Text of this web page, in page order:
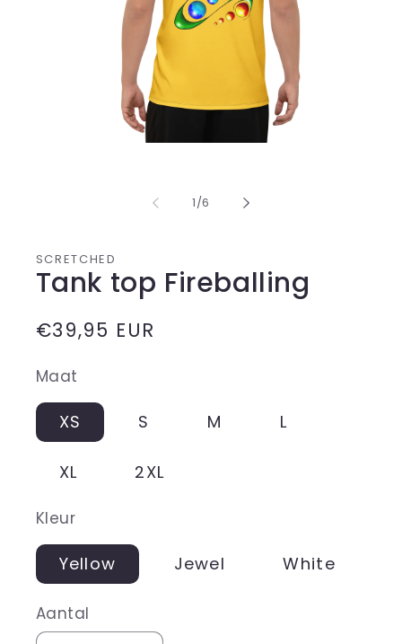
1/van
6
SCRETCHED
Tank top Fireballing
Normale
€39,95 EUR
Maat
XS S M L
XL 2XL
Kleur
Yellow Jewel White
Aantal